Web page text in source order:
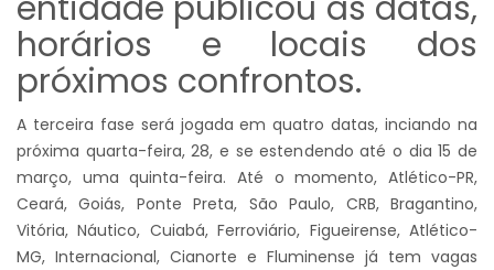
entidade publicou as datas,
horários e locais dos
próximos confrontos.
A terceira fase será jogada em quatro datas, inciando na
próxima quarta-feira, 28, e se estendendo até o dia 15 de
março, uma quinta-feira. Até o momento, Atlético-PR,
Ceará, Goiás, Ponte Preta, São Paulo, CRB, Bragantino,
Vitória, Náutico, Cuiabá, Ferroviário, Figueirense, Atlético-
MG, Internacional, Cianorte e Fluminense já tem vagas